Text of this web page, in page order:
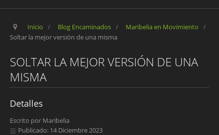
Inicio / Blog Encaminados / Maribelia en Movimiento
/
Soltar la mejor versión de una misma
SOLTAR LA MEJOR VERSIÓN DE UNA
MISMA
Detalles
Escrito por Maribelia
Publicado: 14 Diciembre 2023